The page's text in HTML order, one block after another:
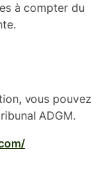
à compter du
vous pouvez
ADGM.